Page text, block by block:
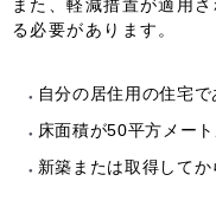
また、軽減措置が適用
る必要があります。
自分の居住用の住宅で
床面積が50平方メー
新築または取得して